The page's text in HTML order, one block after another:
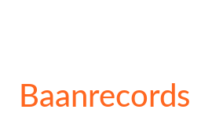
Baanrecords